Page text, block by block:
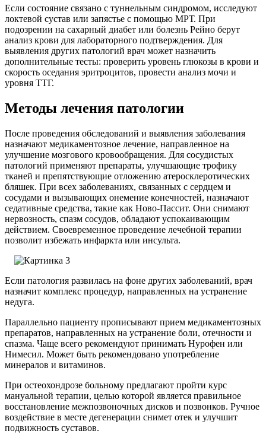
Если состояние связано с туннельным синдромом, исследуют
локтевой сустав или запястье с помощью МРТ. При
подозрении на сахарный диабет или болезнь Рейно берут
анализ крови для лабораторного подтверждения. Для
выявления других патологий врач может назначить
дополнительные тесты: проверить уровень глюкозы в крови и
скорость оседания эритроцитов, провести анализ мочи и
уровня ТТГ.
Методы лечения патологии
После проведения обследований и выявления заболевания
назначают медикаментозное лечение, направленное на
улучшение мозгового кровообращения. Для сосудистых
патологий применяют препараты, улучшающие трофику
тканей и препятствующие отложению атеросклеротических
бляшек. При всех заболеваниях, связанных с сердцем и
сосудами и вызывающих онемение конечностей, назначают
седативные средства, такие как Ново-Пассит. Они снимают
нервозность, спазм сосудов, обладают успокаивающим
действием. Своевременное проведение лечебной терапии
позволит избежать инфаркта или инсульта.
Если патология развилась на фоне других заболеваний, врач
назначит комплекс процедур, направленных на устранение
недуга.
Параллельно пациенту прописывают прием медикаментозных
препаратов, направленных на устранение боли, отечности и
спазма. Чаще всего рекомендуют принимать Нурофен или
Нимесил. Может быть рекомендовано употребление
минералов и витаминов.
При остеохондрозе больному предлагают пройти курс
мануальной терапии, целью которой является правильное
восстановление межпозвоночных дисков и позвонков. Ручное
воздействие в месте дегенерации снимет отек и улучшит
подвижность суставов.